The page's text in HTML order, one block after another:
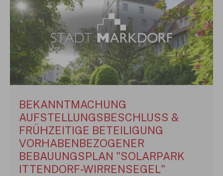
BEKANNTMACHUNG
AUFSTELLUNGSBESCHLUSS &
FRÜHZEITIGE BETEILIGUNG
VORHABENBEZOGENER
BEBAUUNGSPLAN "SOLARPARK
ITTENDORF-WIRRENSEGEL"